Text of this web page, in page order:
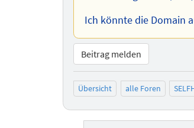
Ich könnte die Domain
Beitrag melden
Übersicht alle Foren